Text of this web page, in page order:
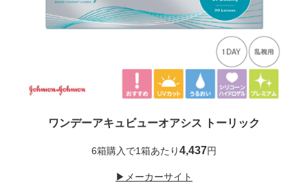
ワンデーアキュビューオアシス トーリック
6箱購入で1箱あたり4,437円
▶メーカーサイト